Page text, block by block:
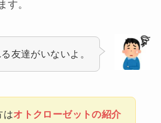
す。
友達がいないよ。
はオトクローゼットの紹介